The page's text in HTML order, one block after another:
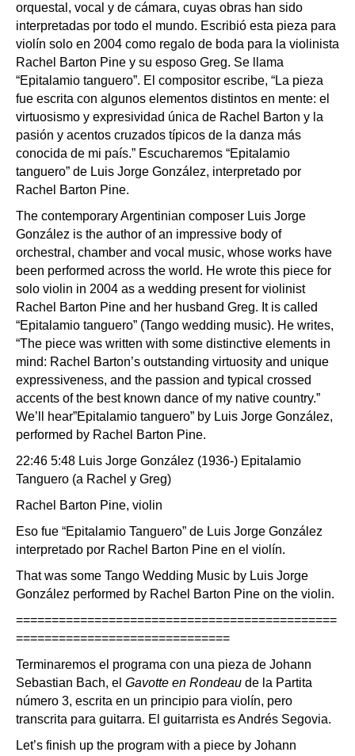
orquestal, vocal y de cámara, cuyas obras han sido
interpretadas por todo el mundo. Escribió esta pieza para
violín solo en 2004 como regalo de boda para la violinista
Rachel Barton Pine y su esposo Greg. Se llama
“Epitalamio tanguero”. El compositor escribe, “La pieza
fue escrita con algunos elementos distintos en mente: el
virtuosismo y expresividad única de Rachel Barton y la
pasión y acentos cruzados típicos de la danza más
conocida de mi país.” Escucharemos “Epitalamio
tanguero” de Luis Jorge González, interpretado por
Rachel Barton Pine.
The contemporary Argentinian composer Luis Jorge
González is the author of an impressive body of
orchestral, chamber and vocal music, whose works have
been performed across the world. He wrote this piece for
solo violin in 2004 as a wedding present for violinist
Rachel Barton Pine and her husband Greg. It is called
“Epitalamio tanguero” (Tango wedding music). He writes,
“The piece was written with some distinctive elements in
mind: Rachel Barton’s outstanding virtuosity and unique
expressiveness, and the passion and typical crossed
accents of the best known dance of my native country.”
We’ll hear”Epitalamio tanguero” by Luis Jorge González,
performed by Rachel Barton Pine.
22:46 5:48 Luis Jorge González (1936-) Epitalamio
Tanguero (a Rachel y Greg)
Rachel Barton Pine, violin
Eso fue “Epitalamio Tanguero” de Luis Jorge González
interpretado por Rachel Barton Pine en el violín.
That was some Tango Wedding Music by Luis Jorge
González performed by Rachel Barton Pine on the violin.
=============================================
==============================
Terminaremos el programa con una pieza de Johann
Sebastian Bach, el Gavotte en Rondeau de la Partita
número 3, escrita en un principio para violín, pero
transcrita para guitarra. El guitarrista es Andrés Segovia.
Let’s finish up the program with a piece by Johann